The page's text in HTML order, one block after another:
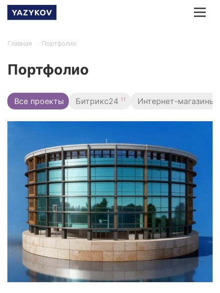
Главная Портфолио
Портфолио
Все проекты Битрикс24 11 Интернет-магазины